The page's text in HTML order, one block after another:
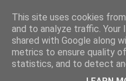
CKF 78-95 /
Ecole Arts
This site uses cookies
and to analyze traffic. Your
shared with Google along
metrics to ensure quality
statistics, and to detect